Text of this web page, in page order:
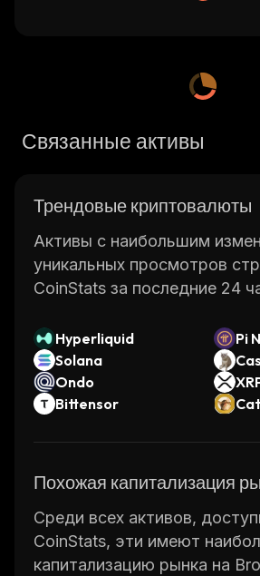
Связанные активы
Трендовые криптовалюты
Активы с наибольшим
уникальных просмотров
CoinStats за последние 24
Hyperliquid
Pi
Solana
Ondo
Bittensor
Похожая капитализация
Среди всех активов,
CoinStats, эти имеют
капитализацию рынка на